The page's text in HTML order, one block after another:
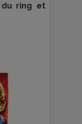
du ring et